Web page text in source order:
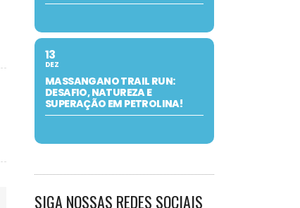
13
DEZ
MASSANGANO TRAIL RUN:
DESAFIO, NATUREZA E
SUPERAÇÃO EM PETROLINA!
SIGA NOSSAS REDES SOCIAIS